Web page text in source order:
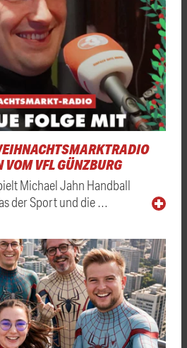
VFL GÜNZBURG
Michael Jahn Handball
der Sport und die …